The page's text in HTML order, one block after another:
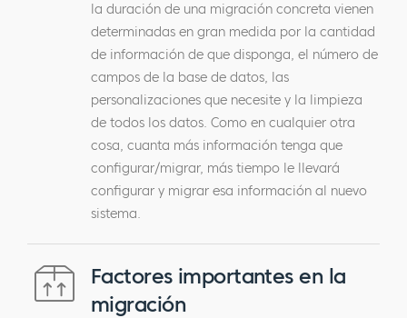
la duración de una migración concreta vienen
determinadas en gran medida por la cantidad
de información de que disponga, el número de
campos de la base de datos, las
personalizaciones que necesite y la limpieza
de todos los datos. Como en cualquier otra
cosa, cuanta más información tenga que
configurar/migrar, más tiempo le llevará
configurar y migrar esa información al nuevo
sistema.
Factores importantes en la
migración